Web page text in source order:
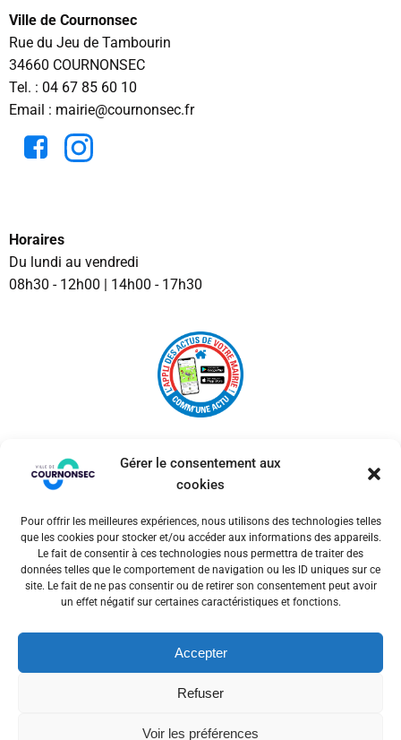
Gérer le consentement aux
cookies
Pour offrir les meilleures expériences, nous utilisons des technologies telles
que les cookies pour stocker et/ou accéder aux informations des appareils.
Le fait de consentir à ces technologies nous permettra de traiter des
données telles que le comportement de navigation ou les ID uniques sur ce
site. Le fait de ne pas consentir ou de retirer son consentement peut avoir
un effet négatif sur certaines caractéristiques et fonctions.
Accepter
Refuser
Voir les préférences
Ville de Cournonsec
Rue du Jeu de Tambourin
34660 COURNONSEC
Tel. : 04 67 85 60 10
Email : mairie@cournonsec.fr
Horaires
Du lundi au vendredi
08h30 - 12h00 | 14h00 - 17h30
© 2026 Ville de Cournonsec. Un service proposé par
Comm'un Site
Mentions légales